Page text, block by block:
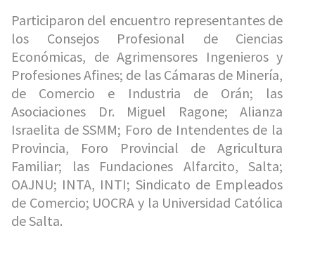
Participaron del encuentro representantes de
los Consejos Profesional de Ciencias
Económicas, de Agrimensores Ingenieros y
Profesiones Afines; de las Cámaras de Minería,
de Comercio e Industria de Orán; las
Asociaciones Dr. Miguel Ragone; Alianza
Israelita de SSMM; Foro de Intendentes de la
Provincia, Foro Provincial de Agricultura
Familiar; las Fundaciones Alfarcito, Salta;
OAJNU; INTA, INTI; Sindicato de Empleados
de Comercio; UOCRA y la Universidad Católica
de Salta.